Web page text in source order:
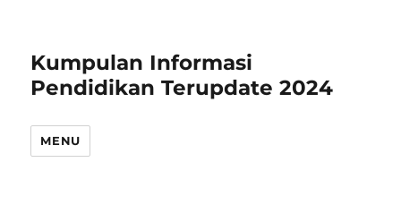
Kumpulan Informasi
Pendidikan Terupdate 2024
MENU